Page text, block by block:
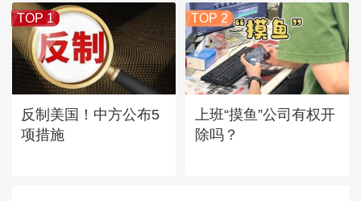
TOP 1
反制美国！中方公布5
项措施
TOP 2
上班“摸鱼”公司有权开
除吗？